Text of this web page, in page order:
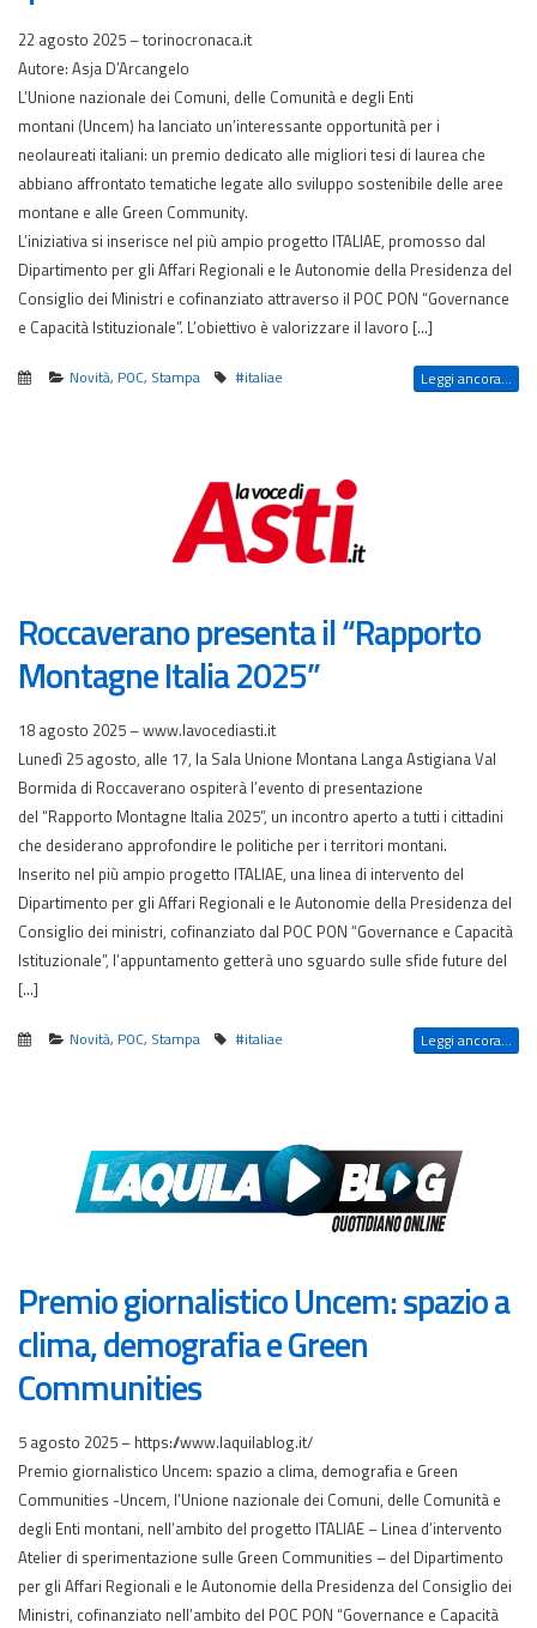
22 agosto 2025 – torinocronaca.it
Autore: Asja D’Arcangelo
L’Unione nazionale dei Comuni, delle Comunità e degli Enti
montani (Uncem) ha lanciato un’interessante opportunità per i
neolaureati italiani: un premio dedicato alle migliori tesi di laurea che
abbiano affrontato tematiche legate allo sviluppo sostenibile delle aree
montane e alle Green Community.
L’iniziativa si inserisce nel più ampio progetto ITALIAE, promosso dal
Dipartimento per gli Affari Regionali e le Autonomie della Presidenza del
Consiglio dei Ministri e cofinanziato attraverso il POC PON “Governance
e Capacità Istituzionale”. L’obiettivo è valorizzare il lavoro […]
Novità, POC, Stampa #italiae Leggi ancora...
Roccaverano presenta il “Rapporto
Montagne Italia 2025”
18 agosto 2025 – www.lavocediasti.it
Lunedì 25 agosto, alle 17, la Sala Unione Montana Langa Astigiana Val
Bormida di Roccaverano ospiterà l’evento di presentazione
del “Rapporto Montagne Italia 2025”, un incontro aperto a tutti i cittadini
che desiderano approfondire le politiche per i territori montani.
Inserito nel più ampio progetto ITALIAE, una linea di intervento del
Dipartimento per gli Affari Regionali e le Autonomie della Presidenza del
Consiglio dei ministri, cofinanziato dal POC PON “Governance e Capacità
Istituzionale”, l’appuntamento getterà uno sguardo sulle sfide future del
[…]
Novità, POC, Stampa #italiae Leggi ancora...
Premio giornalistico Uncem: spazio a
clima, demografia e Green
Communities
5 agosto 2025 – https://www.laquilablog.it/
Premio giornalistico Uncem: spazio a clima, demografia e Green
Communities -Uncem, l’Unione nazionale dei Comuni, delle Comunità e
degli Enti montani, nell’ambito del progetto ITALIAE – Linea d’intervento
Atelier di sperimentazione sulle Green Communities – del Dipartimento
per gli Affari Regionali e le Autonomie della Presidenza del Consiglio dei
Ministri, cofinanziato nell’ambito del POC PON “Governance e Capacità